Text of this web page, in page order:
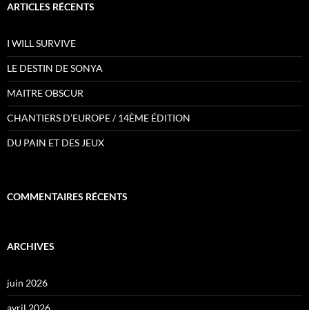
ARTICLES RÉCENTS
I WILL SURVIVE
LE DESTIN DE SONYA
MAITRE OBSCUR
CHANTIERS D’EUROPE / 14ÈME ÉDITION
DU PAIN ET DES JEUX
COMMENTAIRES RÉCENTS
ARCHIVES
juin 2026